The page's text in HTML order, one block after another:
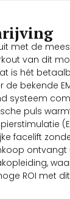
met de
van dit
is hét
bekende
systeem
puls
facelift
ontvangt
ROI met